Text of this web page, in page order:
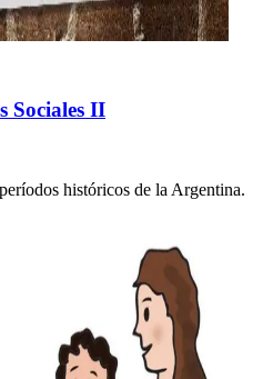
Sociales II
históricos de la Argentina.